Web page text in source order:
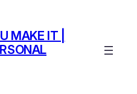
MAKE IT |